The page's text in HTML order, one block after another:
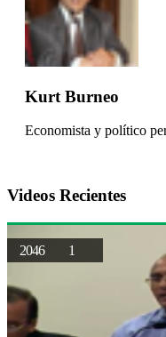
Kurt Burneo
Economista y político
Videos Recientes
2046 1